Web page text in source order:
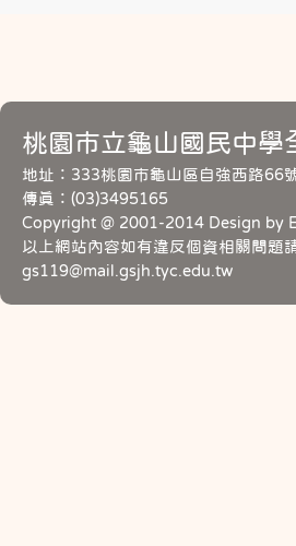
桃園市立龜山國民中學
地址：333桃園市龜山區自強西路66
傳真：(03)3495165
Copyright @ 2001-2014 Design by
以上網站內容如有違反個資相關問題
gs119@mail.gsjh.tyc.edu.tw